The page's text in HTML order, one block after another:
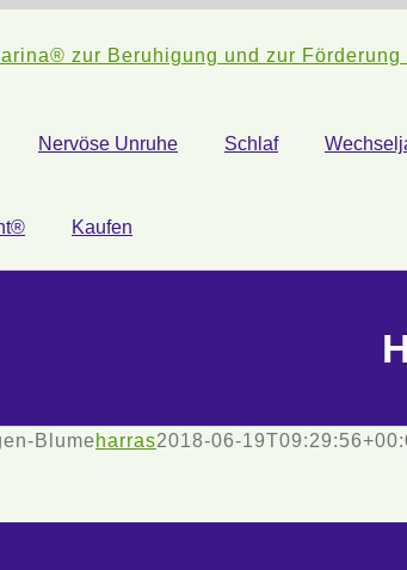
Nervöse Unruhe Schlaf
Kaufen
Blume harras2018-06-